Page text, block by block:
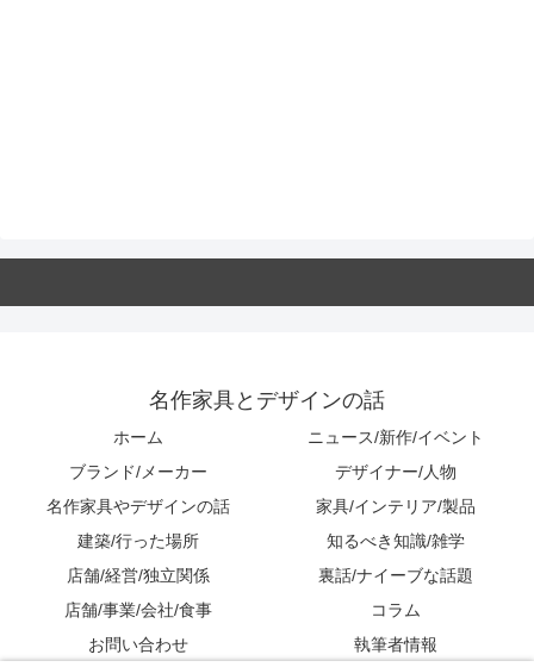
名作家具とデザインの話
ホーム
ニュース/新作/イベント
ブランド/メーカー
デザイナー/人物
名作家具やデザインの話
家具/インテリア/製品
建築/行った場所
知るべき知識/雑学
店舗/経営/独立関係
裏話/ナイーブな話題
店舗/事業/会社/食事
コラム
お問い合わせ
執筆者情報